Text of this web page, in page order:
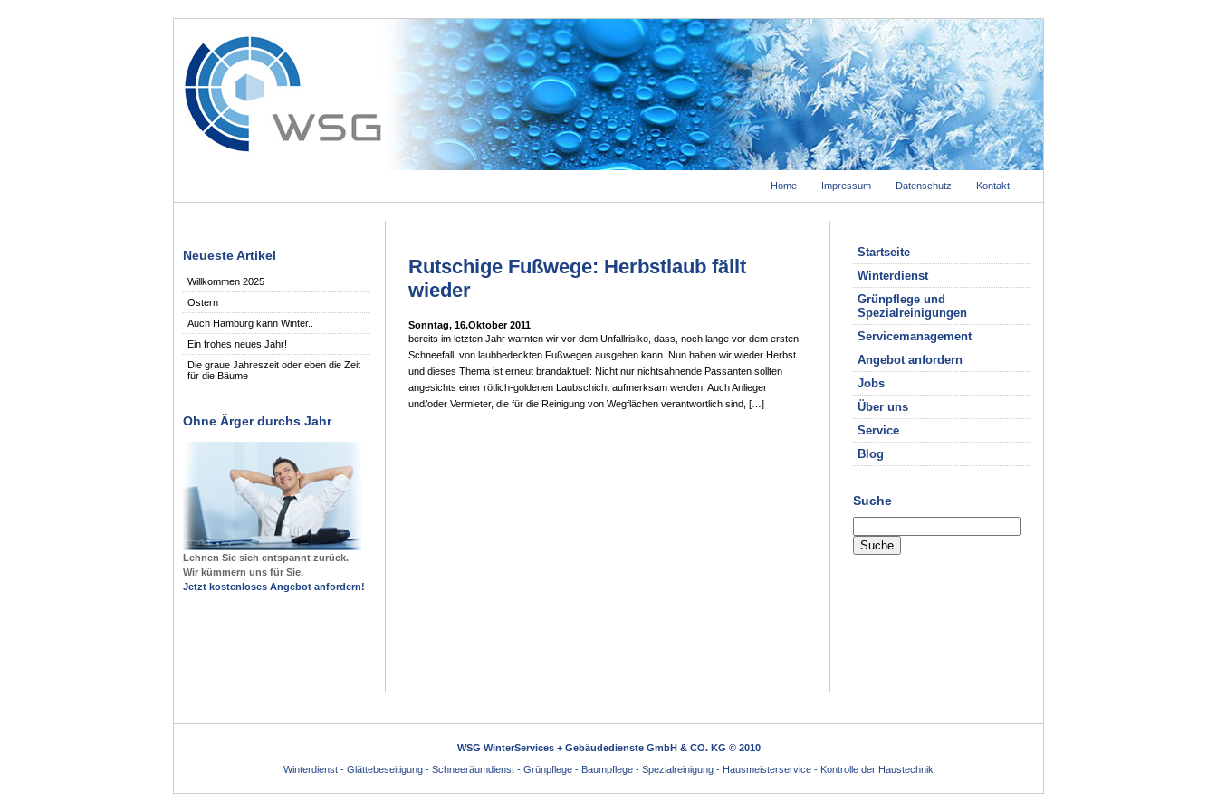
Home Impressum Datenschutz Kontakt
Neueste Artikel
Willkommen 2025
Ostern
Auch Hamburg kann Winter..
Ein frohes neues Jahr!
Die graue Jahreszeit oder eben die Zeit
für die Bäume
Ohne Ärger durchs Jahr
Lehnen Sie sich entspannt zurück.
Wir kümmern uns für Sie.
Jetzt kostenloses Angebot anfordern!
Startseite
Winterdienst
Grünpflege und
Spezialreinigungen
Servicemanagement
Angebot anfordern
Jobs
Über uns
Service
Blog
Suche
Rutschige Fußwege: Herbstlaub fällt
wieder
Sonntag, 16.Oktober 2011
bereits im letzten Jahr warnten wir vor dem Unfallrisiko, dass, noch lange vor dem ersten
Schneefall, von laubbedeckten Fußwegen ausgehen kann. Nun haben wir wieder Herbst
und dieses Thema ist erneut brandaktuell: Nicht nur nichtsahnende Passanten sollten
angesichts einer rötlich-goldenen Laubschicht aufmerksam werden. Auch Anlieger
und/oder Vermieter, die für die Reinigung von Wegflächen verantwortlich sind, […]
WSG WinterServices + Gebäudedienste GmbH & CO. KG © 2010
Winterdienst - Glättebeseitigung - Schneeräumdienst - Grünpflege - Baumpflege - Spezialreinigung - Hausmeisterservice - Kontrolle der Haustechnik